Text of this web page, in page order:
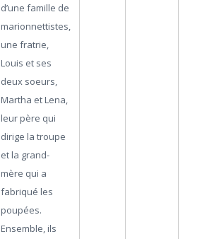
d’une famille de
marionnettistes,
une fratrie,
Louis et ses
deux soeurs,
Martha et Lena,
leur père qui
dirige la troupe
et la grand-
mère qui a
fabriqué les
poupées.
Ensemble, ils